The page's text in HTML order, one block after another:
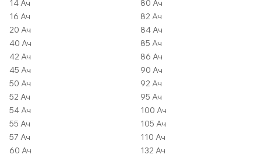
14 Ач
16 Ач
20 Ач
40 Ач
42 Ач
45 Ач
50 Ач
52 Ач
54 Ач
55 Ач
57 Ач
60 Ач
80 Ач
82 Ач
84 Ач
85 Ач
86 Ач
90 Ач
92 Ач
95 Ач
100 Ач
105 Ач
110 Ач
132 Ач